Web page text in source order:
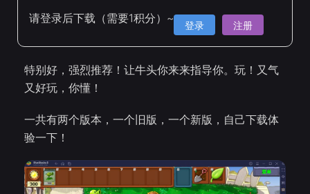
请登录后下载（需要1积分）~ 登录 注册
特别好，强烈推荐！让牛头你来来指导你。玩！又气
又好玩，你懂！
一共有两个版本，一个旧版，一个新版，自己下载体
验一下！